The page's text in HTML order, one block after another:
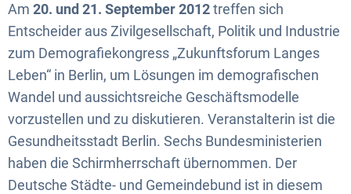
Am 20. und 21. September 2012treffen sich
Entscheider aus Zivilgesellschaft, Politik und Industrie
zum Demografiekongress „Zukunftsforum Langes
Leben“ in Berlin, um Lösungen im demografischen
Wandel und aussichtsreiche Geschäftsmodelle
vorzustellen und zu diskutieren. Veranstalterin ist die
Gesundheitsstadt Berlin. Sechs Bundesministerien
haben die Schirmherrschaft übernommen. Der
Deutsche Städte- und Gemeindebund ist in diesem